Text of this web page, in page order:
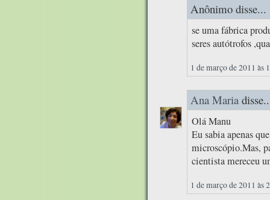
Anônimo disse...
se uma fábrica
seres autótrofos
1 de março de 2011 às
Ana Maria
Olá Manu
Eu sabia apenas
microscópio.Mas,
cientista mereceu
1 de março de 2011 às